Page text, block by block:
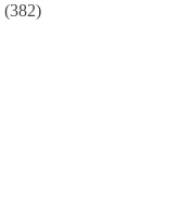
(382)